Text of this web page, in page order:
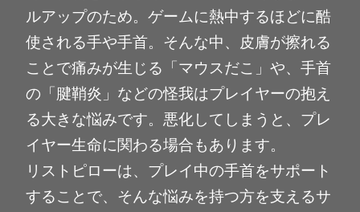
ルアップのため。ゲームに熱中するほどに酷
使される手や手首。そんな中、皮膚が擦れる
ことで痛みが生じる「マウスだこ」や、手首
の「腱鞘炎」などの怪我はプレイヤーの抱え
る大きな悩みです。悪化してしまうと、プレ
イヤー生命に関わる場合もあります。
リストピローは、プレイ中の手首をサポート
することで、そんな悩みを持つ方を支えるサ